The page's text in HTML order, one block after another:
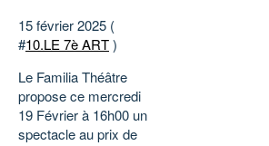
15 février 2025 (
#10.LE 7è ART)
Le Familia Théâtre
propose ce mercredi
19 Février à 16h00 un
spectacle au prix de